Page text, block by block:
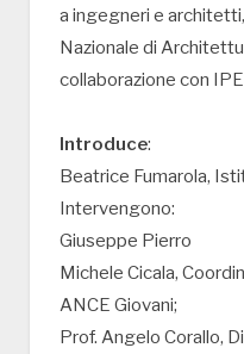
a ingegneri e
Nazionale di
collaborazione con
Introduce:
Beatrice Fumarola,
Intervengono:
Giuseppe Pierro
Michele Cicala,
ANCE Giovani;
Prof. Angelo Corallo,